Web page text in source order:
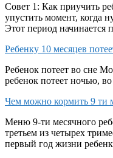
Совет 1: Как приучить
упустить момент, когда
Этот период
Ребенку 10 месяцев
Ребенок потеет во сне
ребенок потеет ночью,
Чем можно кормить 9 ти
Меню 9-ти месячного
третьем из четырех
первый год жизни